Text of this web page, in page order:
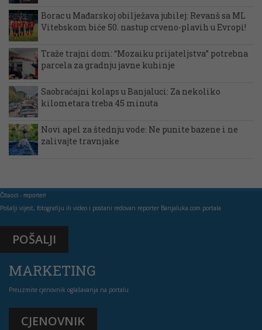
Borac u Mađarskoj obilježava jubilej: Revanš sa ML
Vitebskom biće 50. nastup crveno-plavih u Evropi!
Traže trajni dom: “Mozaiku prijateljstva” potrebna
parcela za gradnju javne kuhinje
Saobraćajni kolaps u Banjaluci: Za nekoliko
kilometara treba 45 minuta
Novi apel za štednju vode: Ne punite bazene i ne
zalivajte travnjake
Čitaoci - reporteri
Pošalji vijest, fotografiju ili video i postani redovan reporter Banjaluka.com portala
POŠALJI
MARKETING
Preuzmite cjenovnik oglašavanja na portalu
CJENOVNIK